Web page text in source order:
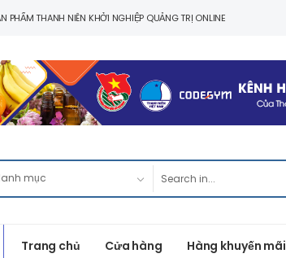
PHẨM THANH NIÊN KHỞI NGHIỆP QUẢNG TRỊ ONLINE
Trang chủ Cửa hàng Hàng khuyến mãi